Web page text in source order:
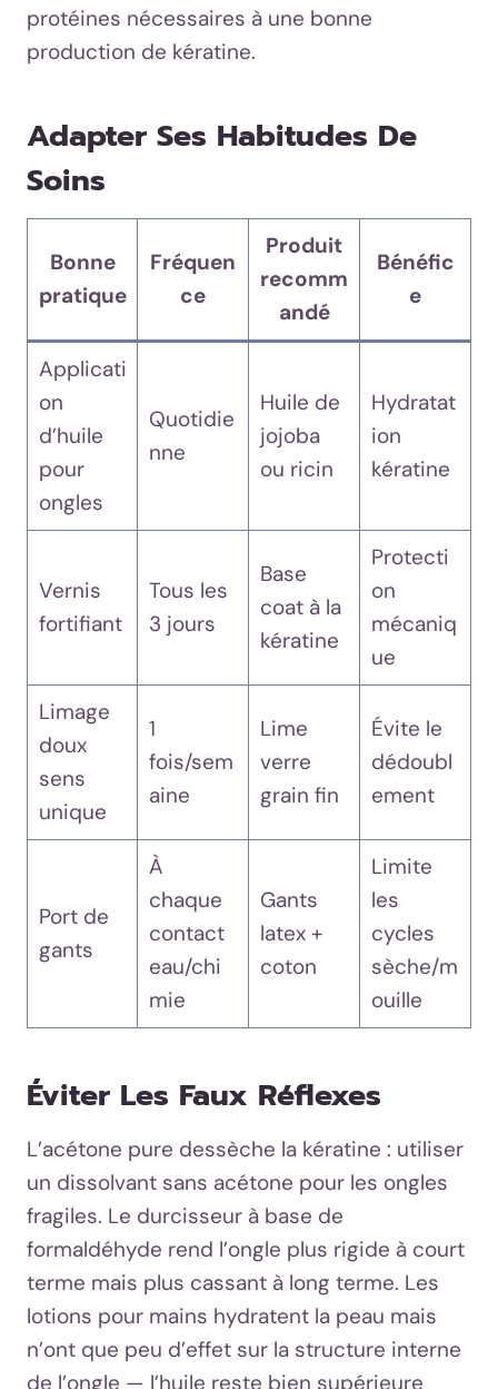
protéines nécessaires à une bonne
production de kératine.
Adapter Ses Habitudes De
Soins
Bonne
pratique
Fréquen
ce
Produit
recomm
andé
Bénéfic
e
Applicati
on
d’huile
pour
ongles
Quotidie
nne
Huile de
jojoba
ou ricin
Hydratat
ion
kératine
Vernis
fortifiant
Tous les
3 jours
Base
coat à la
kératine
Protecti
on
mécaniq
ue
Limage
doux
sens
unique
1
fois/sem
aine
Lime
verre
grain fin
Évite le
dédoubl
ement
Port de
gants
À
chaque
contact
eau/chi
mie
Gants
latex +
coton
Limite
les
cycles
sèche/m
ouille
Éviter Les Faux Réflexes
L’acétone pure dessèche la kératine : utiliser
un dissolvant sans acétone pour les ongles
fragiles. Le durcisseur à base de
formaldéhyde rend l’ongle plus rigide à court
terme mais plus cassant à long terme. Les
lotions pour mains hydratent la peau mais
n’ont que peu d’effet sur la structure interne
de l’ongle — l’huile reste bien supérieure